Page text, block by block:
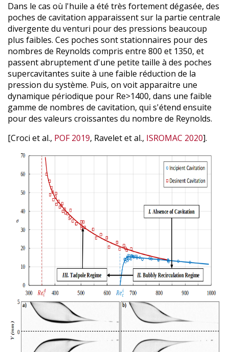
Dans le cas où l'huile a été très fortement dégasée, des
poches de cavitation apparaissent sur la partie centrale
divergente du venturi pour des pressions beaucoup
plus faibles. Ces poches sont stationnaires pour des
nombres de Reynolds compris entre 800 et 1350, et
passent abruptement d'une petite taille à des poches
supercavitantes suite à une faible réduction de la
pression du système. Puis, on voit apparaitre une
dynamique périodique pour Re>1400, dans une faible
gamme de nombres de cavitation, qui s'étend ensuite
pour des valeurs croissantes du nombre de Reynolds.
[Croci et al., POF 2019, Ravelet et al., ISROMAC 2020].